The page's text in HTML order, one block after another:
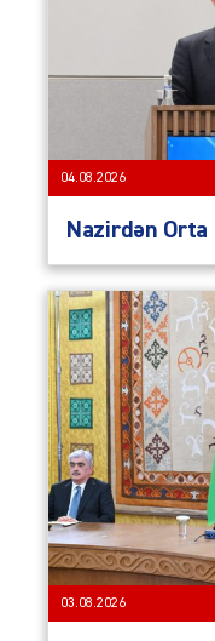
04.08.2026
Nazirdən Orta
03.08.2026